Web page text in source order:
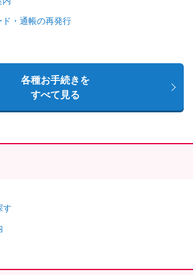
・通帳の再発行
各種お手続きを
すべて見る
す